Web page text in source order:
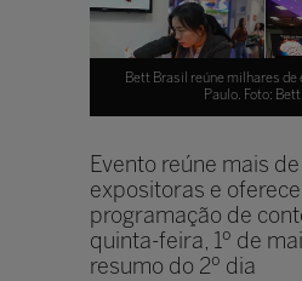
Bett Brasil reúne milhares de
Paulo. Foto: Bett
Evento reúne mais
expositoras e
programação de
quinta-feira, 1º de
resumo do 2º dia